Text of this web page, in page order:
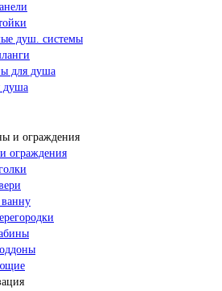
душ. системы
для душа
душа
ограждения